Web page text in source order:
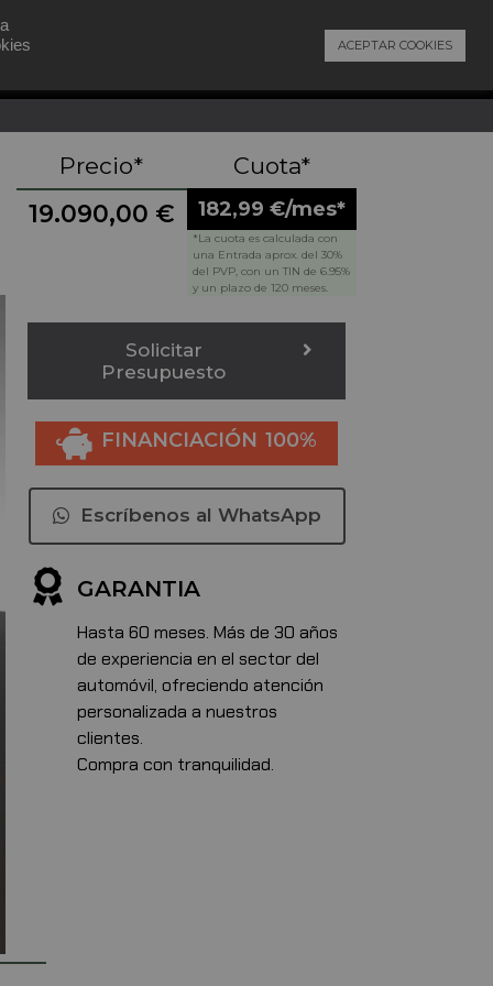
Contacto
Precio*
19.090,00 €
Cuota*
182,99 €/mes*
*La cuota es calculada con
una Entrada aprox. del 30%
del PVP, con un TIN de 6.95%
y un plazo de 120 meses.
Solicitar
Presupuesto
FINANCIACIÓN 100%
Escríbenos al WhatsApp
GARANTIA
Hasta 60 meses. Más de 30 años
de experiencia en el sector del
automóvil, ofreciendo atención
personalizada a nuestros
clientes.
Compra con tranquilidad.
ACEPTAR COOKIES